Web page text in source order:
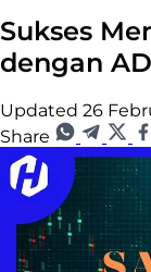
Sukses
dengan
Updated 26
Share